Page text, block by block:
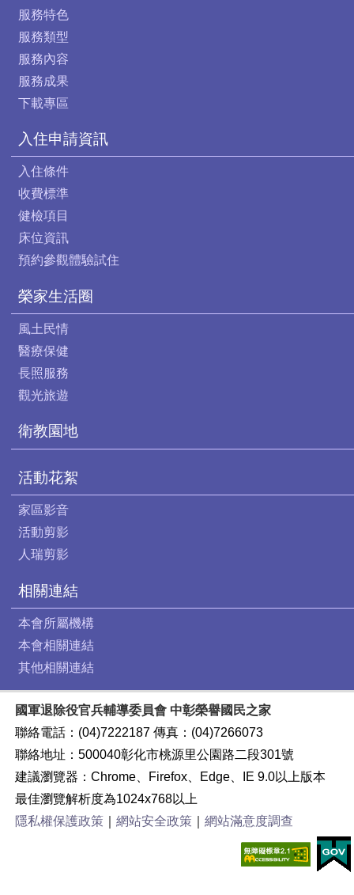
服務特色
服務類型
服務內容
服務成果
下載專區
入住申請資訊
入住條件
收費標準
健檢項目
床位資訊
預約參觀體驗試住
榮家生活圈
風土民情
醫療保健
長照服務
觀光旅遊
衛教園地
活動花絮
家區影音
活動剪影
人瑞剪影
相關連結
本會所屬機構
本會相關連結
其他相關連結
國軍退除役官兵輔導委員會 中彰榮譽國民之家
聯絡電話：(04)7222187 傳真：(04)7266073
聯絡地址：500040彰化市桃源里公園路二段301號
建議瀏覽器：Chrome、Firefox、Edge、IE 9.0以上版本
最佳瀏覽解析度為1024x768以上
隱私權保護政策｜ 網站安全政策｜ 網站滿意度調查